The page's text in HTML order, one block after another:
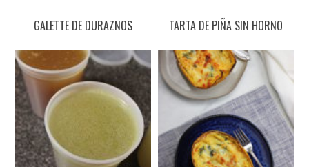
GALETTE DE DURAZNOS TARTA DE PIÑA SIN HORNO